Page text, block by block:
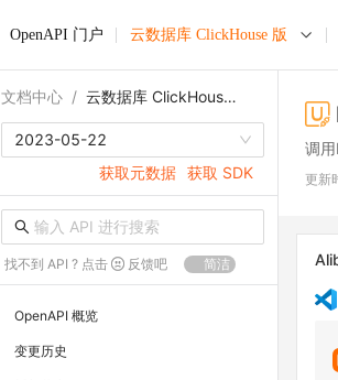
OpenAPI 门户 云数据库 ClickHouse 版
文档中心 / 云数据库 ClickHouse 版
2023-05-22
获取元数据 获取 SDK
找不到 API ? 点击 反馈吧 简洁
OpenAPI 概览
变更历史
调
更新